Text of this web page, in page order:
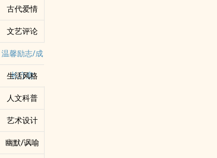
古代爱情
文艺评论
温馨励志/成
长疗愈
生活风格
人文科普
艺术设计
幽默/讽喻